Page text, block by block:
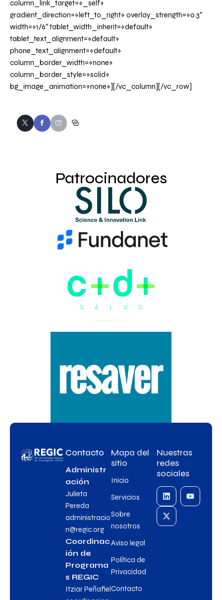
column_link_target=»_self»
gradient_direction=»left_to_right» overlay_strength=»0.3″
width=»1/6″ tablet_width_inherit=»default»
tablet_text_alignment=»default»
phone_text_alignment=»default»
column_border_width=»none»
column_border_style=»solid»
bg_image_animation=»none»][/vc_column][/vc_row]
Patrocinadores
Contacto
Administr
ación
Julieta
Pereda
administracio
n@regic.org
Coordinac
ión de
Programa
s REGIC
Itziar Peñafiel
Mapa del
sitio
Inicio
Servicios
Sobre
nosotros
Aviso legal
Política de
Privacidad
Contacto
Nuestras
redes
sociales